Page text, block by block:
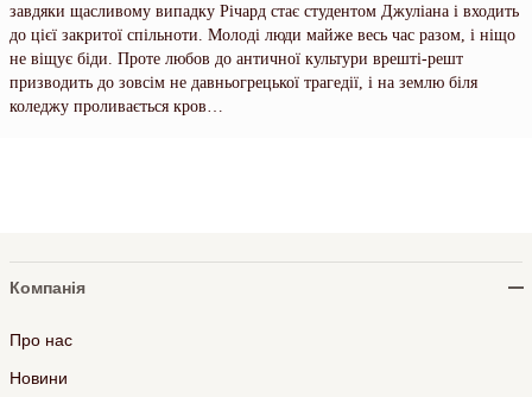
завдяки щасливому випадку Річард стає студентом Джуліана і входить
до цієї закритої спільноти. Молоді люди майже весь час разом, і ніщо
не віщує біди. Проте любов до античної культури врешті-решт
призводить до зовсім не давньогрецької трагедії, і на землю біля
коледжу проливається кров…
Компанія
Про нас
Новини